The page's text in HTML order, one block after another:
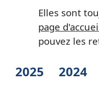
Elles sont
page
pouvez les
2025 2024